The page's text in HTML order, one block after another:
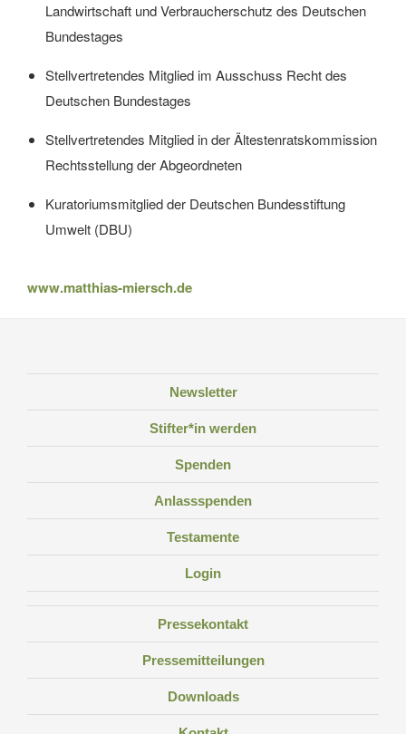
Landwirtschaft und Verbraucherschutz des Deutschen
Bundestages
Stellvertretendes Mitglied im Ausschuss Recht des
Deutschen Bundestages
Stellvertretendes Mitglied in der Ältestenratskommission
Rechtsstellung der Abgeordneten
Kuratoriumsmitglied der Deutschen Bundesstiftung
Umwelt (DBU)
www.matthias-miersch.de
Newsletter
Stifter*in werden
Spenden
Anlassspenden
Testamente
Login
Pressekontakt
Pressemitteilungen
Downloads